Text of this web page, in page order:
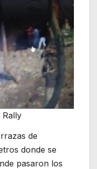
Rally
de
donde se
pasaron los